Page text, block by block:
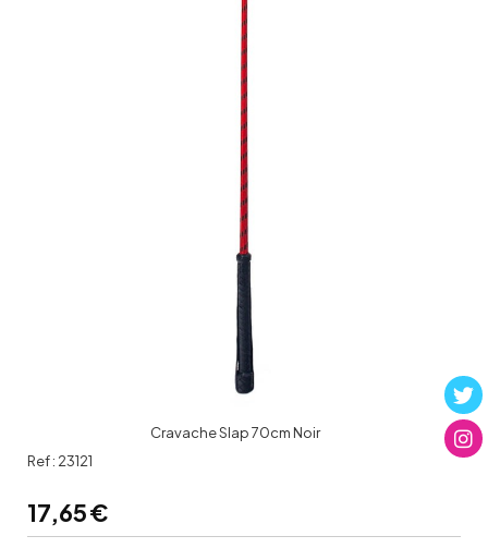
Cravache Slap 70cm Noir
Ref : 23121
17,65€